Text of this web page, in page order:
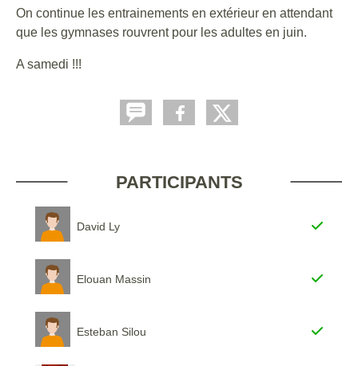
On continue les entrainements en extérieur en attendant
que les gymnases rouvrent pour les adultes en juin.
A samedi !!!
PARTICIPANTS
David Ly
Elouan Massin
Esteban Silou